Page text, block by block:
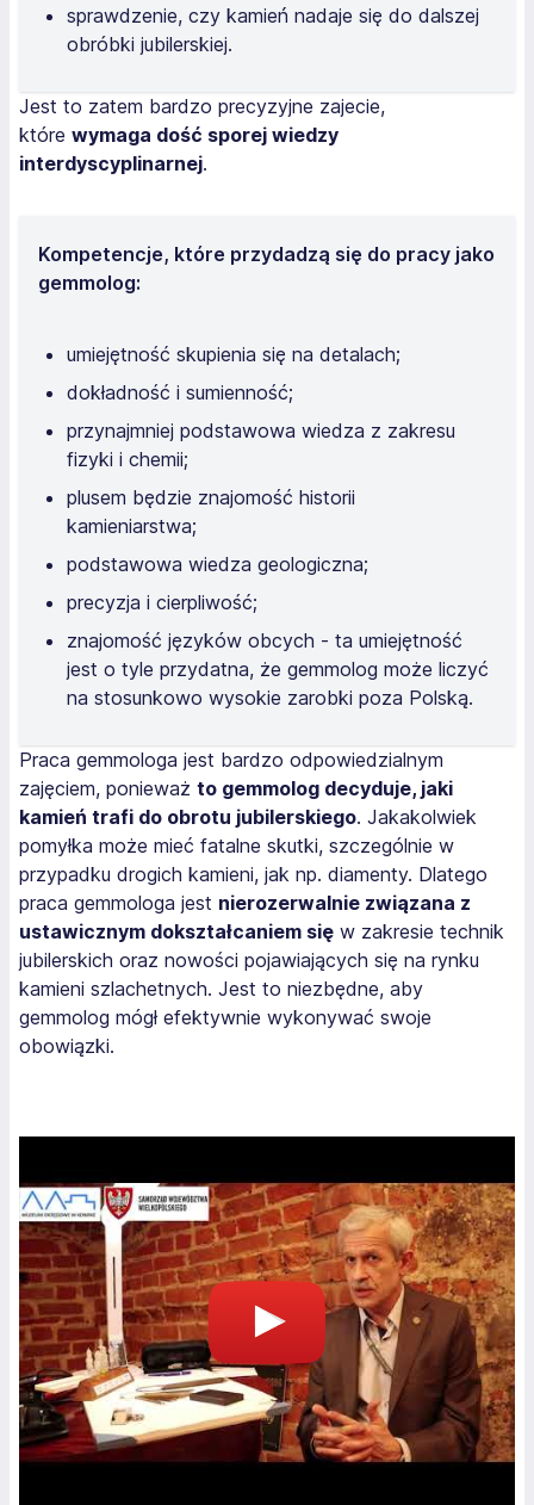
sprawdzenie, czy kamień nadaje się do dalszej
obróbki jubilerskiej.
Jest to zatem bardzo precyzyjne zajecie,
które wymaga dość sporej wiedzy
interdyscyplinarnej.
Kompetencje, które przydadzą się do pracy jako
gemmolog:
umiejętność skupienia się na detalach;
dokładność i sumienność;
przynajmniej podstawowa wiedza z zakresu
fizyki i chemii;
plusem będzie znajomość historii
kamieniarstwa;
podstawowa wiedza geologiczna;
precyzja i cierpliwość;
znajomość języków obcych - ta umiejętność
jest o tyle przydatna, że gemmolog może liczyć
na stosunkowo wysokie zarobki poza Polską.
Praca gemmologa jest bardzo odpowiedzialnym
zajęciem, ponieważ to gemmolog decyduje, jaki
kamień trafi do obrotu jubilerskiego. Jakakolwiek
pomyłka może mieć fatalne skutki, szczególnie w
przypadku drogich kamieni, jak np. diamenty. Dlatego
praca gemmologa jest nierozerwalnie związana z
ustawicznym dokształcaniem się w zakresie technik
jubilerskich oraz nowości pojawiających się na rynku
kamieni szlachetnych. Jest to niezbędne, aby
gemmolog mógł efektywnie wykonywać swoje
obowiązki.